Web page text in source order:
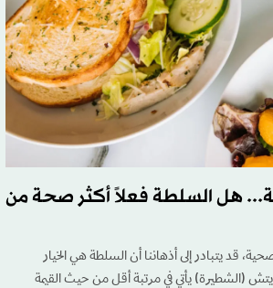
هل السلطة فعلاً أكثر صحة من
قد يتبادر إلى أذهاننا أن السلطة هي الخيار
(الشطيرة) يأتي في مرتبة أقل من حيث القيمة